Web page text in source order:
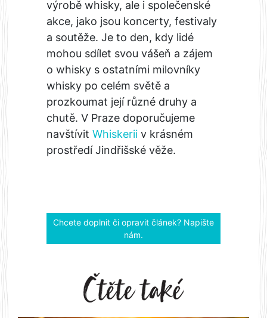
výrobě whisky, ale i společenské
akce, jako jsou koncerty, festivaly
a soutěže. Je to den, kdy lidé
mohou sdílet svou vášeň a zájem
o whisky s ostatními milovníky
whisky po celém světě a
prozkoumat její různé druhy a
chutě. V Praze doporučujeme
navštívit Whiskerii v krásném
prostředí Jindřišské věže.
Chcete doplnit či opravit článek? Napište
nám.